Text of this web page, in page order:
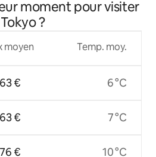
| Accès direct à Haneda et
japonaise
moment pour visiter
Tokyo ?
moyen
63 €
63 €
76 €
Temp. moy.
6 °C
7 °C
10 °C